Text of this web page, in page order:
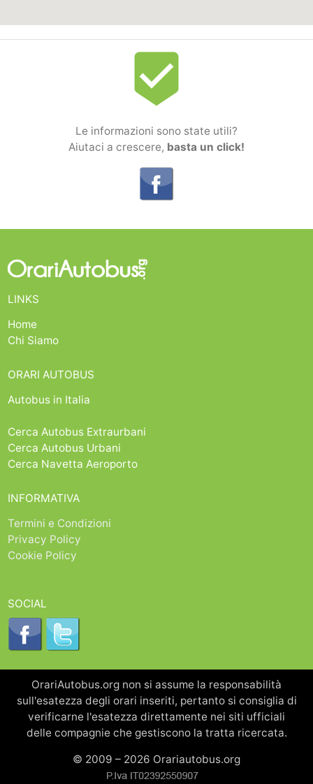
beenhere
Le informazioni sono state utili?
Aiutaci a crescere, basta un click!
LINKS
Home
Chi Siamo
ORARI AUTOBUS
Autobus in Italia
Cerca Autobus Extraurbani
Cerca Autobus Urbani
Cerca Navetta Aeroporto
INFORMATIVA
Termini e Condizioni
Privacy Policy
Cookie Policy
SOCIAL
OrariAutobus.org non si assume la responsabilità
sull'esatezza degli orari inseriti, pertanto si consiglia di
verificarne l'esatezza direttamente nei siti ufficiali
delle compagnie che gestiscono la tratta ricercata.
© 2009 – 2026 Orariautobus.org